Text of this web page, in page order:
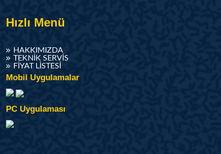
Hızlı Menü
HAKKIMIZDA
TEKNIK SERVIS
FIYAT LISTESI
Mobil Uygulamalar
PC Uygulaması